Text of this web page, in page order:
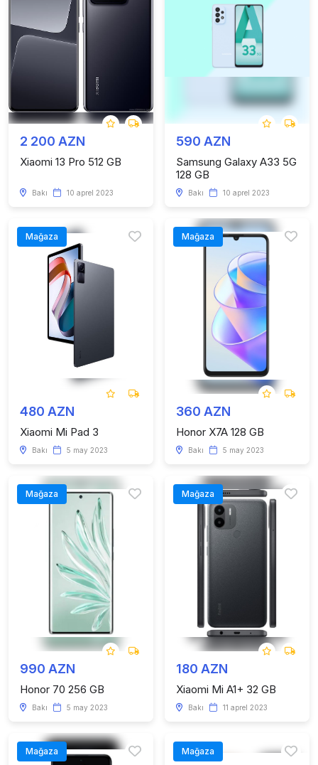
2 200 AZN
Xiaomi 13 Pro 512 GB
Bakı 10 aprel 2023
590 AZN
Samsung Galaxy A33 5G
128 GB
Bakı 10 aprel 2023
Mağaza
480 AZN
Xiaomi Mi Pad 3
Bakı 5 may 2023
Mağaza
360 AZN
Honor X7A 128 GB
Bakı 5 may 2023
Mağaza
990 AZN
Honor 70 256 GB
Bakı 5 may 2023
Mağaza
180 AZN
Xiaomi Mi A1+ 32 GB
Bakı 11 aprel 2023
Mağaza Mağaza